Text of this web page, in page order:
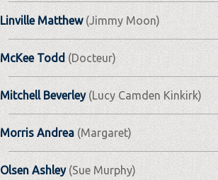
Linville Matthew(Jimmy Moon)
McKee Todd(Docteur)
Mitchell Beverley(Lucy Camden Kinkirk)
Morris Andrea (Margaret)
Olsen Ashley(Sue Murphy)